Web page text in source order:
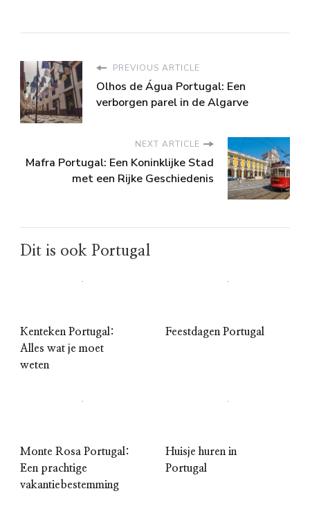
PREVIOUS ARTICLE
Olhos de Água Portugal: Een
verborgen parel in de Algarve
NEXT ARTICLE
Mafra Portugal: Een Koninklijke Stad
met een Rijke Geschiedenis
Dit is ook Portugal
Kenteken Portugal:
Alles wat je moet
weten
Feestdagen Portugal
Monte Rosa Portugal:
Een prachtige
vakantiebestemming
Huisje huren in
Portugal